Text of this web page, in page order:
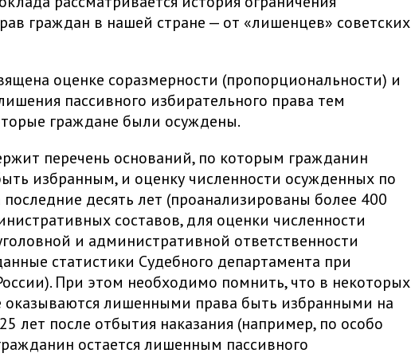
граждан в нашей стране — от «лишенцев» советских
оценке соразмерности (пропорциональности) и
пассивного избирательного права тем
граждане были осуждены.
перечень оснований, по которым гражданин
избранным, и оценку численности осужденных по
десять лет (проанализированы более 400
составов, для оценки численности
и административной ответственности
статистики Судебного департамента при
При этом необходимо помнить, что в некоторых
оказываются лишенными права быть избранными на
лет после отбытия наказания (например, по особо
остается лишенным пассивного